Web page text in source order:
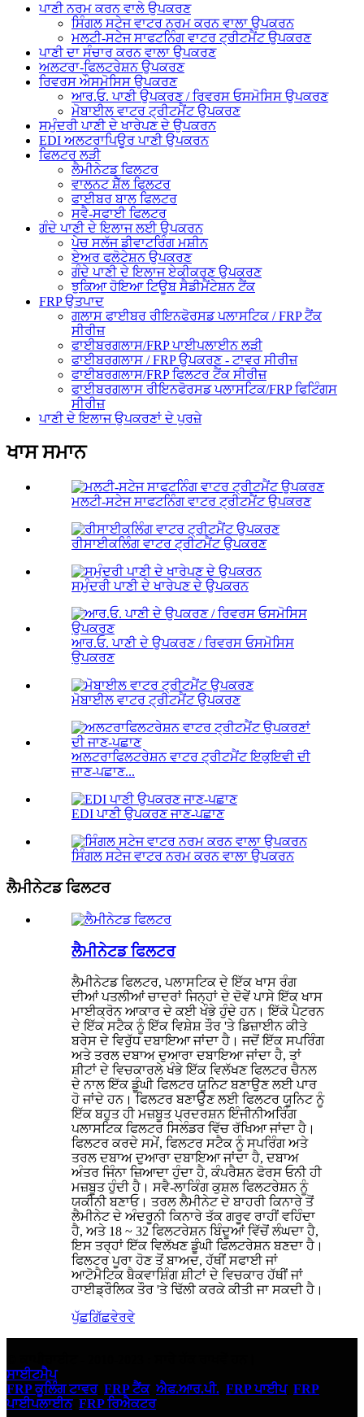
ਪਾਣੀ ਨਰਮ ਕਰਨ ਵਾਲੇ ਉਪਕਰਣ
ਸਿੰਗਲ ਸਟੇਜ ਵਾਟਰ ਨਰਮ ਕਰਨ ਵਾਲਾ ਉਪਕਰਨ
ਮਲਟੀ-ਸਟੇਜ ਸਾਫਟਨਿੰਗ ਵਾਟਰ ਟ੍ਰੀਟਮੈਂਟ ਉਪਕਰਣ
ਪਾਣੀ ਦਾ ਸੰਚਾਰ ਕਰਨ ਵਾਲਾ ਉਪਕਰਣ
ਅਲਟਰਾ-ਫਿਲਟਰੇਸ਼ਨ ਉਪਕਰਣ
ਰਿਵਰਸ ਔਸਮੋਸਿਸ ਉਪਕਰਣ
ਆਰ.ਓ. ਪਾਣੀ ਉਪਕਰਣ / ਰਿਵਰਸ ਓਸਮੋਸਿਸ ਉਪਕਰਣ
ਮੋਬਾਈਲ ਵਾਟਰ ਟ੍ਰੀਟਮੈਂਟ ਉਪਕਰਣ
ਸਮੁੰਦਰੀ ਪਾਣੀ ਦੇ ਖਾਰੇਪਣ ਦੇ ਉਪਕਰਨ
EDI ਅਲਟਰਾਪਿਊਰ ਪਾਣੀ ਉਪਕਰਨ
ਫਿਲਟਰ ਲੜੀ
ਲੈਮੀਨੇਟਡ ਫਿਲਟਰ
ਵਾਲਨਟ ਸ਼ੈੱਲ ਫਿਲਟਰ
ਫਾਈਬਰ ਬਾਲ ਫਿਲਟਰ
ਸਵੈ-ਸਫਾਈ ਫਿਲਟਰ
ਗੰਦੇ ਪਾਣੀ ਦੇ ਇਲਾਜ ਲਈ ਉਪਕਰਨ
ਪੇਚ ਸਲੱਜ ਡੀਵਾਟਰਿੰਗ ਮਸ਼ੀਨ
ਏਅਰ ਫਲੋਟੇਸ਼ਨ ਉਪਕਰਣ
ਗੰਦੇ ਪਾਣੀ ਦੇ ਇਲਾਜ ਏਕੀਕਰਣ ਉਪਕਰਣ
ਝੁਕਿਆ ਹੋਇਆ ਟਿਊਬ ਸੈਡੀਮੈਂਟੇਸ਼ਨ ਟੈਂਕ
FRP ਉਤਪਾਦ
ਗਲਾਸ ਫਾਈਬਰ ਰੀਇਨਫੋਰਸਡ ਪਲਾਸਟਿਕ / FRP ਟੈਂਕ
ਸੀਰੀਜ਼
ਫਾਈਬਰਗਲਾਸ/FRP ਪਾਈਪਲਾਈਨ ਲੜੀ
ਫਾਈਬਰਗਲਾਸ / FRP ਉਪਕਰਣ - ਟਾਵਰ ਸੀਰੀਜ਼
ਫਾਈਬਰਗਲਾਸ/FRP ਫਿਲਟਰ ਟੈਂਕ ਸੀਰੀਜ਼
ਫਾਈਬਰਗਲਾਸ ਰੀਇਨਫੋਰਸਡ ਪਲਾਸਟਿਕ/FRP ਫਿਟਿੰਗਸ
ਸੀਰੀਜ਼
ਪਾਣੀ ਦੇ ਇਲਾਜ ਉਪਕਰਣਾਂ ਦੇ ਪੁਰਜ਼ੇ
ਖਾਸ ਸਮਾਨ
ਮਲਟੀ-ਸਟੇਜ ਸਾਫਟਨਿੰਗ ਵਾਟਰ ਟ੍ਰੀਟਮੈਂਟ ਉਪਕਰਣ
ਰੀਸਾਈਕਲਿੰਗ ਵਾਟਰ ਟ੍ਰੀਟਮੈਂਟ ਉਪਕਰਣ
ਸਮੁੰਦਰੀ ਪਾਣੀ ਦੇ ਖਾਰੇਪਣ ਦੇ ਉਪਕਰਨ
ਆਰ.ਓ. ਪਾਣੀ ਦੇ ਉਪਕਰਣ / ਰਿਵਰਸ ਓਸਮੋਸਿਸ
ਉਪਕਰਣ
ਮੋਬਾਈਲ ਵਾਟਰ ਟ੍ਰੀਟਮੈਂਟ ਉਪਕਰਣ
ਅਲਟਰਾਫਿਲਟਰੇਸ਼ਨ ਵਾਟਰ ਟ੍ਰੀਟਮੈਂਟ ਇਕੁਇਵੀ ਦੀ
ਜਾਣ-ਪਛਾਣ...
EDI ਪਾਣੀ ਉਪਕਰਣ ਜਾਣ-ਪਛਾਣ
ਸਿੰਗਲ ਸਟੇਜ ਵਾਟਰ ਨਰਮ ਕਰਨ ਵਾਲਾ ਉਪਕਰਨ
ਲੈਮੀਨੇਟਡ ਫਿਲਟਰ
ਲੈਮੀਨੇਟਡ ਫਿਲਟਰ
ਲੈਮੀਨੇਟਡ ਫਿਲਟਰ, ਪਲਾਸਟਿਕ ਦੇ ਇੱਕ ਖਾਸ ਰੰਗ
ਦੀਆਂ ਪਤਲੀਆਂ ਚਾਦਰਾਂ ਜਿਨ੍ਹਾਂ ਦੇ ਦੋਵੇਂ ਪਾਸੇ ਇੱਕ ਖਾਸ
ਮਾਈਕ੍ਰੋਨ ਆਕਾਰ ਦੇ ਕਈ ਖੰਭੇ ਹੁੰਦੇ ਹਨ। ਇੱਕੋ ਪੈਟਰਨ
ਦੇ ਇੱਕ ਸਟੈਕ ਨੂੰ ਇੱਕ ਵਿਸ਼ੇਸ਼ ਤੌਰ 'ਤੇ ਡਿਜ਼ਾਈਨ ਕੀਤੇ
ਬਰੇਸ ਦੇ ਵਿਰੁੱਧ ਦਬਾਇਆ ਜਾਂਦਾ ਹੈ। ਜਦੋਂ ਇੱਕ ਸਪਰਿੰਗ
ਅਤੇ ਤਰਲ ਦਬਾਅ ਦੁਆਰਾ ਦਬਾਇਆ ਜਾਂਦਾ ਹੈ, ਤਾਂ
ਸ਼ੀਟਾਂ ਦੇ ਵਿਚਕਾਰਲੇ ਖੰਭੇ ਇੱਕ ਵਿਲੱਖਣ ਫਿਲਟਰ ਚੈਨਲ
ਦੇ ਨਾਲ ਇੱਕ ਡੂੰਘੀ ਫਿਲਟਰ ਯੂਨਿਟ ਬਣਾਉਣ ਲਈ ਪਾਰ
ਹੋ ਜਾਂਦੇ ਹਨ। ਫਿਲਟਰ ਬਣਾਉਣ ਲਈ ਫਿਲਟਰ ਯੂਨਿਟ ਨੂੰ
ਇੱਕ ਬਹੁਤ ਹੀ ਮਜ਼ਬੂਤ ​​ਪ੍ਰਦਰਸ਼ਨ ਇੰਜੀਨੀਅਰਿੰਗ
ਪਲਾਸਟਿਕ ਫਿਲਟਰ ਸਿਲੰਡਰ ਵਿੱਚ ਰੱਖਿਆ ਜਾਂਦਾ ਹੈ।
ਫਿਲਟਰ ਕਰਦੇ ਸਮੇਂ, ਫਿਲਟਰ ਸਟੈਕ ਨੂੰ ਸਪਰਿੰਗ ਅਤੇ
ਤਰਲ ਦਬਾਅ ਦੁਆਰਾ ਦਬਾਇਆ ਜਾਂਦਾ ਹੈ, ਦਬਾਅ
ਅੰਤਰ ਜਿੰਨਾ ਜ਼ਿਆਦਾ ਹੁੰਦਾ ਹੈ, ਕੰਪਰੈਸ਼ਨ ਫੋਰਸ ਓਨੀ ਹੀ
ਮਜ਼ਬੂਤ ​​ਹੁੰਦੀ ਹੈ। ਸਵੈ-ਲਾਕਿੰਗ ਕੁਸ਼ਲ ਫਿਲਟਰੇਸ਼ਨ ਨੂੰ
ਯਕੀਨੀ ਬਣਾਓ। ਤਰਲ ਲੈਮੀਨੇਟ ਦੇ ਬਾਹਰੀ ਕਿਨਾਰੇ ਤੋਂ
ਲੈਮੀਨੇਟ ਦੇ ਅੰਦਰੂਨੀ ਕਿਨਾਰੇ ਤੱਕ ਗਰੂਵ ਰਾਹੀਂ ਵਹਿੰਦਾ
ਹੈ, ਅਤੇ 18 ~ 32 ਫਿਲਟਰੇਸ਼ਨ ਬਿੰਦੂਆਂ ਵਿੱਚੋਂ ਲੰਘਦਾ ਹੈ,
ਇਸ ਤਰ੍ਹਾਂ ਇੱਕ ਵਿਲੱਖਣ ਡੂੰਘੀ ਫਿਲਟਰੇਸ਼ਨ ਬਣਦਾ ਹੈ।
ਫਿਲਟਰ ਪੂਰਾ ਹੋਣ ਤੋਂ ਬਾਅਦ, ਹੱਥੀਂ ਸਫਾਈ ਜਾਂ
ਆਟੋਮੈਟਿਕ ਬੈਕਵਾਸ਼ਿੰਗ ਸ਼ੀਟਾਂ ਦੇ ਵਿਚਕਾਰ ਹੱਥੀਂ ਜਾਂ
ਹਾਈਡ੍ਰੌਲਿਕ ਤੌਰ 'ਤੇ ਢਿੱਲੀ ਕਰਕੇ ਕੀਤੀ ਜਾ ਸਕਦੀ ਹੈ।
ਪੁੱਛਗਿੱਛਵੇਰਵੇ
ਸਾਈਟਮੈਪ
FRP ਕੂਲਿੰਗ ਟਾਵਰ, FRP ਟੈਂਕ, ਐਫ.ਆਰ.ਪੀ. FRP ਪਾਈਪ, FRP
ਪਾਈਪਲਾਈਨ, FRP ਰਿਐਕਟਰ,